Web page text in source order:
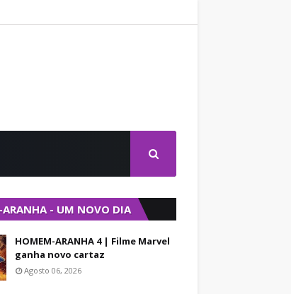
- UM NOVO DIA
HOMEM-ARANHA 4 | Filme Marvel
ganha novo cartaz
Agosto 06, 2026